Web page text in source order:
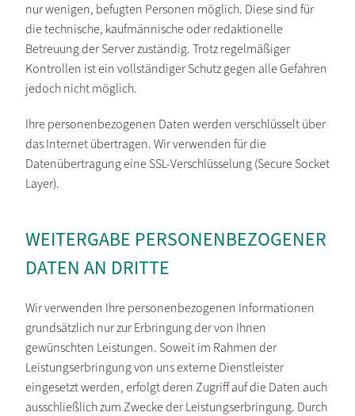
nur wenigen, befugten Personen möglich. Diese sind für
die technische, kaufmännische oder redaktionelle
Betreuung der Server zuständig. Trotz regelmäßiger
Kontrollen ist ein vollständiger Schutz gegen alle Gefahren
jedoch nicht möglich.
Ihre personenbezogenen Daten werden verschlüsselt über
das Internet übertragen. Wir verwenden für die
Datenübertragung eine SSL-Verschlüsselung (Secure Socket
Layer).
WEITERGABE PERSONENBEZOGENER
DATEN AN DRITTE
Wir verwenden Ihre personenbezogenen Informationen
grundsätzlich nur zur Erbringung der von Ihnen
gewünschten Leistungen. Soweit im Rahmen der
Leistungserbringung von uns externe Dienstleister
eingesetzt werden, erfolgt deren Zugriff auf die Daten auch
ausschließlich zum Zwecke der Leistungserbringung. Durch